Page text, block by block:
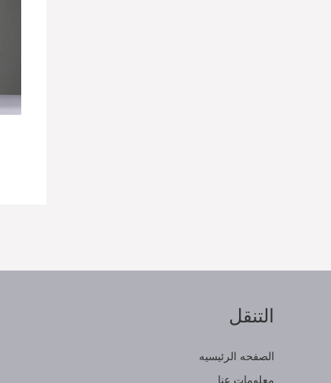
التنقل
الصفحه الرئيسيه
معلومات عنا